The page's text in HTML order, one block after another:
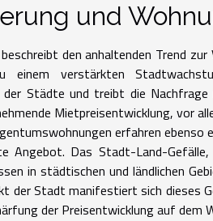
und
den anhaltenden Trend
einem verstärkten
der Städte und treibt die
Mietpreisentwicklung, vor
erfahren
Angebot. Das Stadt-Land-
in städtischen und ländlichen
der Stadt manifestiert sich dieses
der Preisentwicklung auf dem